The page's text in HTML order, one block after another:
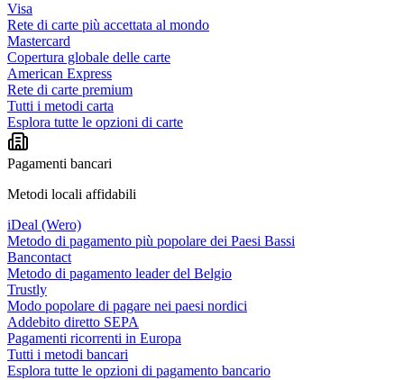
Visa
Rete di carte più accettata al mondo
Mastercard
Copertura globale delle carte
American Express
Rete di carte premium
Tutti i metodi carta
Esplora tutte le opzioni di carte
Pagamenti bancari
Metodi locali affidabili
iDeal (Wero)
Metodo di pagamento più popolare dei Paesi Bassi
Bancontact
Metodo di pagamento leader del Belgio
Trustly
Modo popolare di pagare nei paesi nordici
Addebito diretto SEPA
Pagamenti ricorrenti in Europa
Tutti i metodi bancari
Esplora tutte le opzioni di pagamento bancario